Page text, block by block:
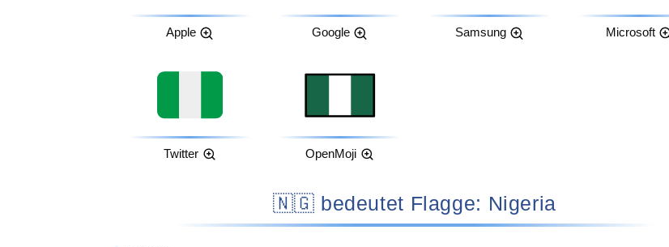
Apple Google Samsung Microsoft
Twitter OpenMoji
🇳🇬 bedeutet Flagge: Nigeria